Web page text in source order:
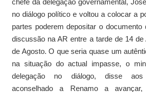
no diálogo político e voltou a colocar a
partes poderem depositar o documento
discussão na AR entre a tarde de 14
de Agosto. O que seria quase um
na situação do actual impasse, o
delegação no diálogo, disse
aconselhado a Renamo a